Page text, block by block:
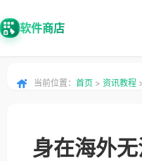
软件商店
当前位置： 首页 > 资讯教程
身在海外